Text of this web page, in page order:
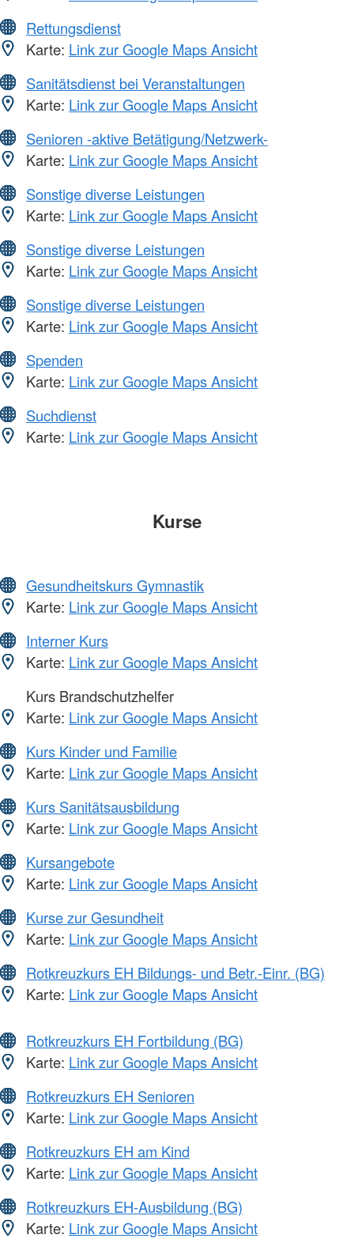
Rettungsdienst
Karte: Link zur Google Maps Ansicht
Sanitätsdienst bei Veranstaltungen
Karte: Link zur Google Maps Ansicht
Senioren -aktive Betätigung/Netzwerk-
Karte: Link zur Google Maps Ansicht
Sonstige diverse Leistungen
Karte: Link zur Google Maps Ansicht
Sonstige diverse Leistungen
Karte: Link zur Google Maps Ansicht
Sonstige diverse Leistungen
Karte: Link zur Google Maps Ansicht
Spenden
Karte: Link zur Google Maps Ansicht
Suchdienst
Karte: Link zur Google Maps Ansicht
Kurse
Gesundheitskurs Gymnastik
Karte: Link zur Google Maps Ansicht
Interner Kurs
Karte: Link zur Google Maps Ansicht
Kurs Brandschutzhelfer
Karte: Link zur Google Maps Ansicht
Kurs Kinder und Familie
Karte: Link zur Google Maps Ansicht
Kurs Sanitätsausbildung
Karte: Link zur Google Maps Ansicht
Kursangebote
Karte: Link zur Google Maps Ansicht
Kurse zur Gesundheit
Karte: Link zur Google Maps Ansicht
Rotkreuzkurs EH Bildungs- und Betr.-Einr. (BG)
Karte: Link zur Google Maps Ansicht
Rotkreuzkurs EH Fortbildung (BG)
Karte: Link zur Google Maps Ansicht
Rotkreuzkurs EH Senioren
Karte: Link zur Google Maps Ansicht
Rotkreuzkurs EH am Kind
Karte: Link zur Google Maps Ansicht
Rotkreuzkurs EH-Ausbildung (BG)
Karte: Link zur Google Maps Ansicht